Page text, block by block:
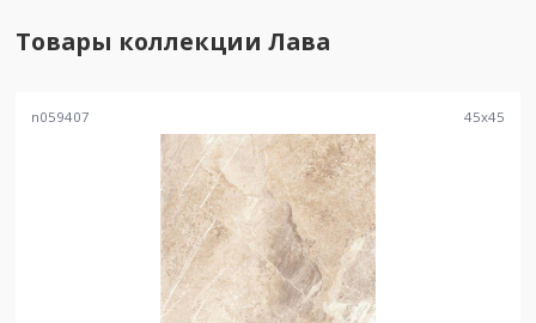
Товары коллекции Лава
n059407 45x45